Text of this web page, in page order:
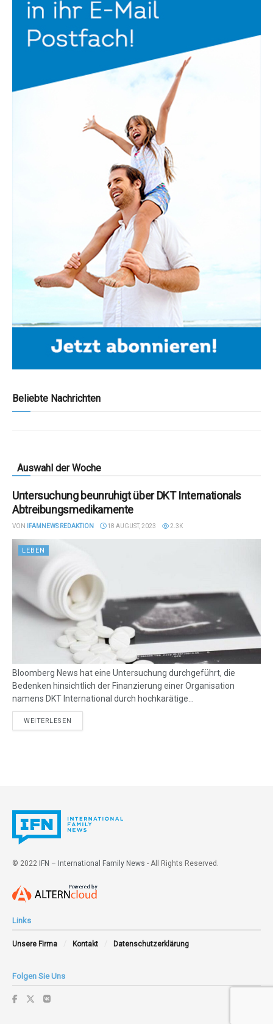
Beliebte Nachrichten
Auswahl der Woche
Untersuchung beunruhigt über DKT Internationals
Abtreibungsmedikamente
VON IFAMNEWS REDAKTION 18 AUGUST, 2023 2.3K
LEBEN
Bloomberg News hat eine Untersuchung durchgeführt, die
Bedenken hinsichtlich der Finanzierung einer Organisation
namens DKT International durch hochkarätige...
WEITERLESEN
© 2022 IFN – International Family News - All Rights Reserved.
Links
Unsere Firma Kontakt Datenschutzerklärung
Folgen Sie Uns